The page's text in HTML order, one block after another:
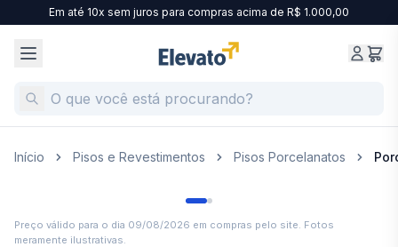
Em até 10x sem juros para compras acima de R$ 1.000,00
Início Pisos e Revestimentos Pisos Porcelanatos
Preço válido para o dia 09/08/2026 em compras pelo site. Fotos
meramente ilustrativas.